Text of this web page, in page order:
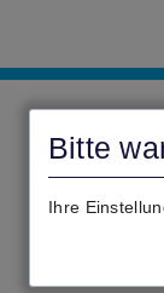
Bitte
Ihre